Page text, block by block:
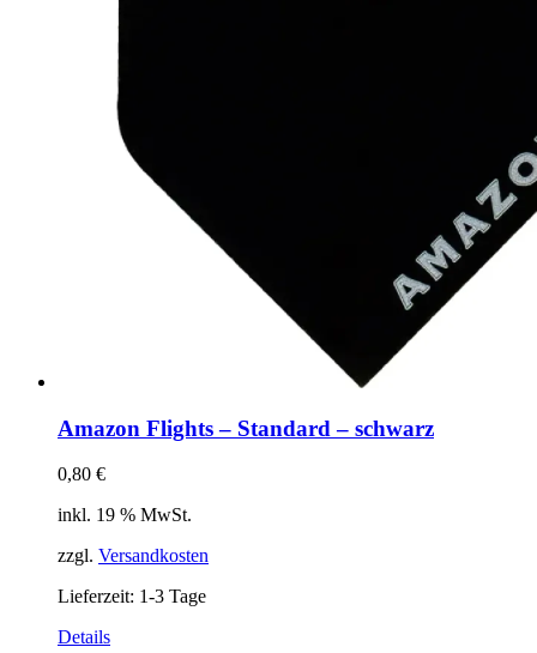
Amazon Flights – Standard – schwarz
0,80 €
inkl. 19 % MwSt.
zzgl. Versandkosten
Lieferzeit: 1-3 Tage
Details